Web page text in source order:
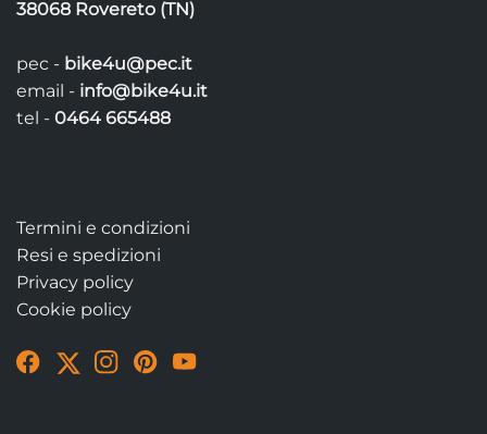
38068 Rovereto (TN)
pec - bike4u@pec.it
email - info@bike4u.it
tel - 0464 665488
Termini e condizioni
Resi e spedizioni
Privacy policy
Cookie policy
Visit
Visit
Visit
Visit